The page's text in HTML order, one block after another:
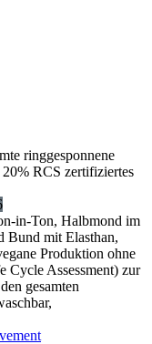
ringgesponnene
RCS zertifiziertes
in-Ton, Halbmond im
Bund mit Elasthan,
Produktion ohne
Assessment) zur
gesamten